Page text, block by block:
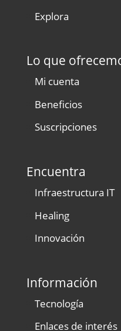
Explora
Lo que
Mi cuenta
Beneficios
Suscripciones
Encuentra
Infraestructura IT
Healing
Innovación
Información
Tecnología
Enlaces de interés